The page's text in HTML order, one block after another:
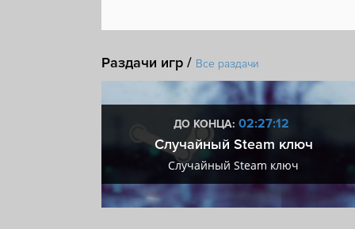
Раздачи игр / Все раздачи
ДО КОНЦА: 02:27:11
Случайный Steam ключ
Случайный Steam ключ